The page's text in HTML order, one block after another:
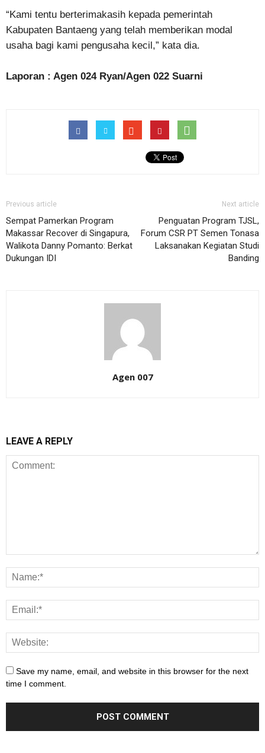
“Kami tentu berterimakasih kepada pemerintah
Kabupaten Bantaeng yang telah memberikan modal
usaha bagi kami pengusaha kecil,” kata dia.
Laporan : Agen 024 Ryan/Agen 022 Suarni
Previous article
Sempat Pamerkan Program
Makassar Recover di Singapura,
Walikota Danny Pomanto: Berkat
Dukungan IDI
Next article
Penguatan Program TJSL,
Forum CSR PT Semen Tonasa
Laksanakan Kegiatan Studi
Banding
Agen 007
LEAVE A REPLY
Save my name, email, and website in this browser for the next
time I comment.